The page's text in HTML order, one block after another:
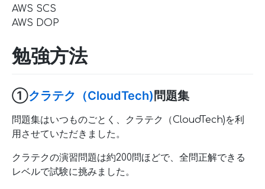
AWS SCS
AWS DOP
勉強方法
①クラテク（CloudTech) 問題集
問題集はいつものごとく、クラテク（CloudTech)を利
用させていただきました。
クラテクの演習問題は約200問ほどで、全問正解できる
レベルで試験に挑みました。